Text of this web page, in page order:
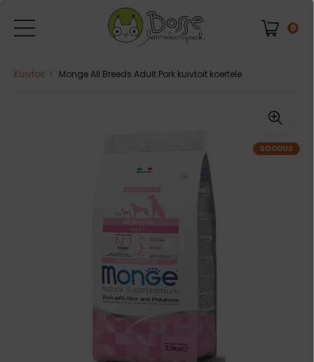
0
Kuivtoit Monge All Breeds Adult Pork kuivtoit koertele
SOODUS